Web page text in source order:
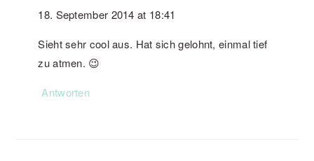
18. September 2014 at 18:41
Sieht sehr cool aus. Hat sich gelohnt, einmal tief
zu atmen. 😉
Antworten